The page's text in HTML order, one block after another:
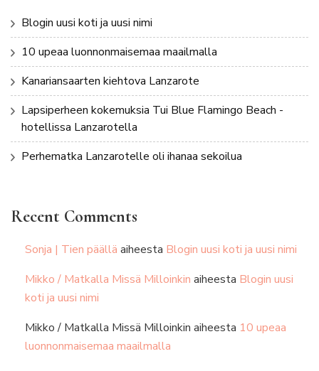
Blogin uusi koti ja uusi nimi
10 upeaa luonnonmaisemaa maailmalla
Kanariansaarten kiehtova Lanzarote
Lapsiperheen kokemuksia Tui Blue Flamingo Beach -
hotellissa Lanzarotella
Perhematka Lanzarotelle oli ihanaa sekoilua
Recent Comments
Sonja | Tien päällä aiheesta Blogin uusi koti ja uusi nimi
Mikko / Matkalla Missä Milloinkin aiheesta Blogin uusi
koti ja uusi nimi
Mikko / Matkalla Missä Milloinkin aiheesta 10 upeaa
luonnonmaisemaa maailmalla